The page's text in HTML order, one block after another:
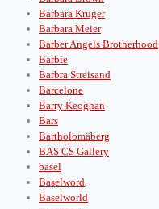
Barbara Kruger
Barbara Meier
Barber Angels Brotherhood
Barbie
Barbra Streisand
Barcelone
Barry Keoghan
Bars
Bartholomäberg
BAS CS Gallery
basel
Baselword
Baselworld